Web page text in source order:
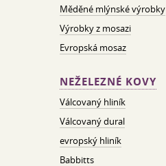
Měděné mlýnské výrobky
Výrobky z mosazi
Evropská mosaz
NEŽELEZNÉ KOVY
Válcovaný hliník
Válcovaný dural
evropský hliník
Babbitts